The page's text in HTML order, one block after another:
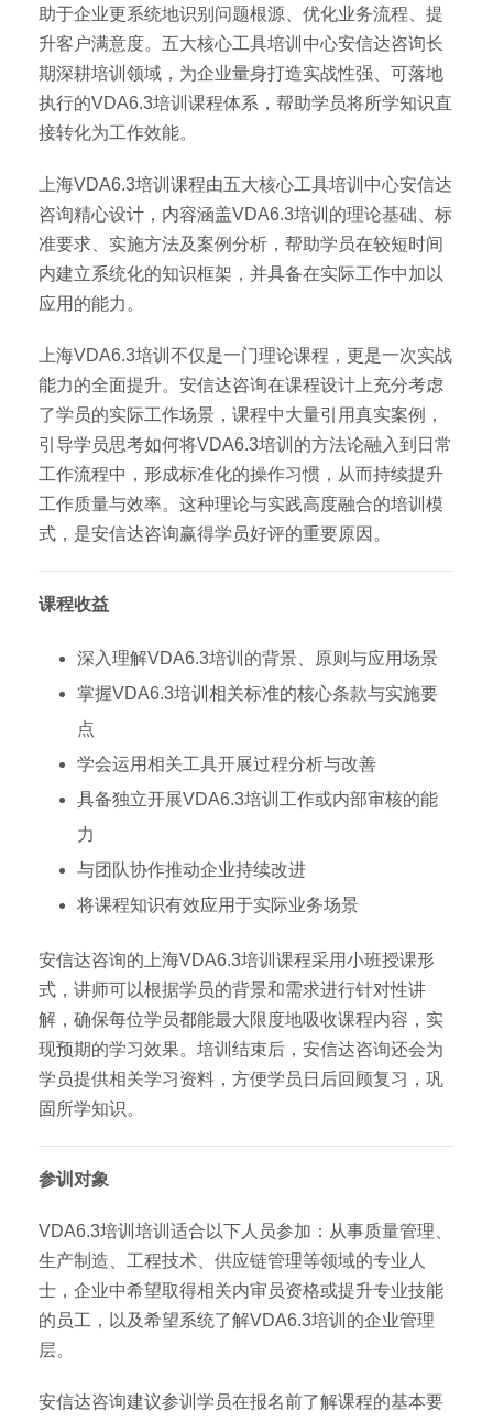
助于企业更系统地识别问题根源、优化业务流程、提
升客户满意度。五大核心工具培训中心安信达咨询长
期深耕培训领域，为企业量身打造实战性强、可落地
执行的VDA6.3培训课程体系，帮助学员将所学知识直
接转化为工作效能。
上海VDA6.3培训课程由五大核心工具培训中心安信达
咨询精心设计，内容涵盖VDA6.3培训的理论基础、标
准要求、实施方法及案例分析，帮助学员在较短时间
内建立系统化的知识框架，并具备在实际工作中加以
应用的能力。
上海VDA6.3培训不仅是一门理论课程，更是一次实战
能力的全面提升。安信达咨询在课程设计上充分考虑
了学员的实际工作场景，课程中大量引用真实案例，
引导学员思考如何将VDA6.3培训的方法论融入到日常
工作流程中，形成标准化的操作习惯，从而持续提升
工作质量与效率。这种理论与实践高度融合的培训模
式，是安信达咨询赢得学员好评的重要原因。
课程收益
深入理解VDA6.3培训的背景、原则与应用场景
掌握VDA6.3培训相关标准的核心条款与实施要
点
学会运用相关工具开展过程分析与改善
具备独立开展VDA6.3培训工作或内部审核的能
力
与团队协作推动企业持续改进
将课程知识有效应用于实际业务场景
安信达咨询的上海VDA6.3培训课程采用小班授课形
式，讲师可以根据学员的背景和需求进行针对性讲
解，确保每位学员都能最大限度地吸收课程内容，实
现预期的学习效果。培训结束后，安信达咨询还会为
学员提供相关学习资料，方便学员日后回顾复习，巩
固所学知识。
参训对象
VDA6.3培训培训适合以下人员参加：从事质量管理、
生产制造、工程技术、供应链管理等领域的专业人
士，企业中希望取得相关内审员资格或提升专业技能
的员工，以及希望系统了解VDA6.3培训的企业管理
层。
安信达咨询建议参训学员在报名前了解课程的基本要